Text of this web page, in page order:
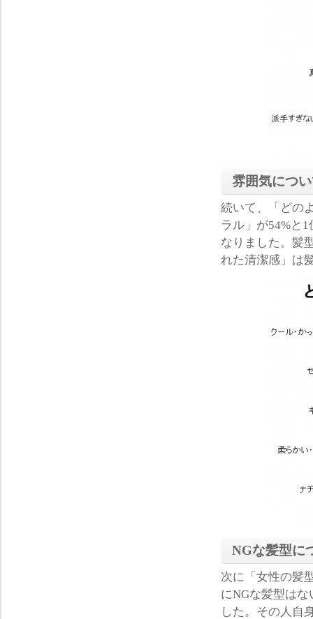
雰囲気につ
続いて、「どの
ラル」が54%と
なりました。髪
れた清潔感」は
NGな髪型に
次に「女性の髪
にNGな髪型は
した。その人自